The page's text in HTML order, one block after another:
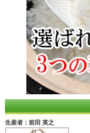
生産者：前田 英之